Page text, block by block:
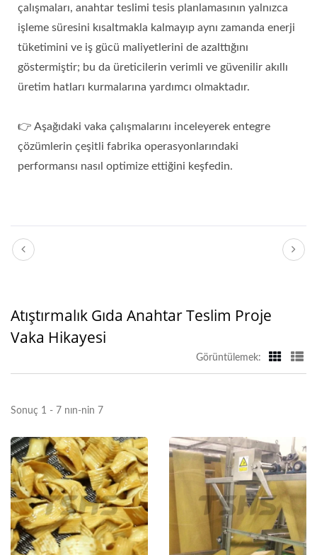
çalışmaları, anahtar teslimi tesis planlamasının yalnızca
işleme süresini kısaltmakla kalmayıp aynı zamanda enerji
tüketimini ve iş gücü maliyetlerini de azalttığını
göstermiştir; bu da üreticilerin verimli ve güvenilir akıllı
üretim hatları kurmalarına yardımcı olmaktadır.
👉 Aşağıdaki vaka çalışmalarını inceleyerek entegre
çözümlerin çeşitli fabrika operasyonlarındaki
performansı nasıl optimize ettiğini keşfedin.
Atıştırmalık Gıda Anahtar Teslim Proje
Vaka Hikayesi
Görüntülemek:
Sonuç 1 - 7 nın-nin 7